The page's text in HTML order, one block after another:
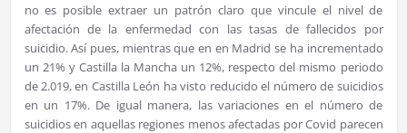
no es posible extraer un patrón claro que vincule el nivel de
afectación de la enfermedad con las tasas de fallecidos por
suicidio. Así pues, mientras que en en Madrid se ha incrementado
un 21% y Castilla la Mancha un 12%, respecto del mismo periodo
de 2.019, en Castilla León ha visto reducido el número de suicidios
en un 17%. De igual manera, las variaciones en el número de
suicidios en aquellas regiones menos afectadas por Covid parecen